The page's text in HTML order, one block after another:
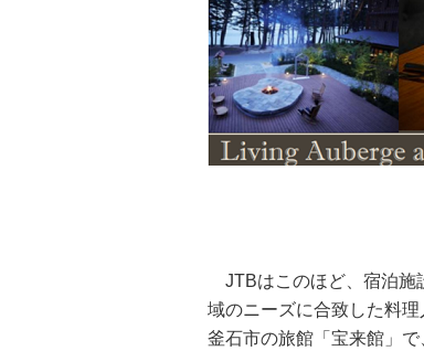
JTBはこのほど、宿泊施
域のニーズに合致した料
釜石市の旅館「宝来館」